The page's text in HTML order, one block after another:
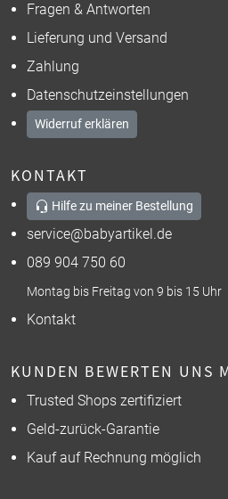
Fragen & Antworten
Lieferung und Versand
Zahlung
Datenschutzeinstellungen
Widerruf erklären
KONTAKT
Hilfe zu meiner Bestellung
service@babyartikel.de
089 904 750 60
Montag bis Freitag von 9 bis 15 Uhr
Kontakt
KUNDEN BEWERTEN UNS
Trusted Shops zertifiziert
Geld-zurück-Garantie
Kauf auf Rechnung möglich